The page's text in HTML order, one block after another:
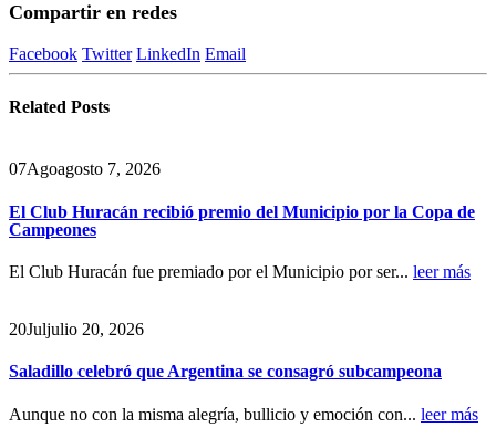
Compartir en redes
Facebook Twitter LinkedIn Email
Related Posts
07Agoagosto 7, 2026
El Club Huracán recibió premio del Municipio por la Copa de
Campeones
El Club Huracán fue premiado por el Municipio por ser... leer más
20Juljulio 20, 2026
Saladillo celebró que Argentina se consagró subcampeona
Aunque no con la misma alegría, bullicio y emoción con... leer más